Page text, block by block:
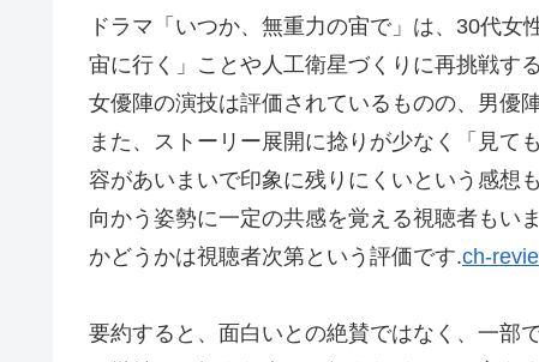
ドラマ「いつか、無重力の宙で」は、30代
宙に行く」ことや人工衛星づくりに再挑戦す
女優陣の演技は評価されているものの、男優
また、ストーリー展開に捻りが少なく「見て
容があいまいで印象に残りにくいという感想
向かう姿勢に一定の共感を覚える視聴者もい
かどうかは視聴者次第という評価です.ch-
要約すると、面白いとの絶賛ではなく、一部